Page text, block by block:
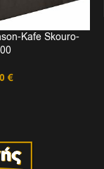
Kafe Skouro-
€